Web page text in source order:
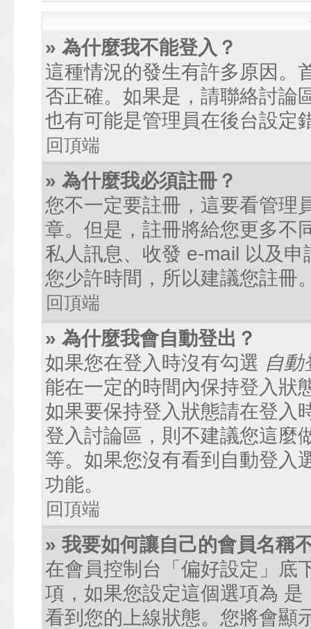
» 為什麼我不能登入？
這種情況的發生有許多原因。
否正確。如果是，請聯絡討論
也有可能是管理員在後台設定
回頂端
» 為什麼我必須註冊？
您不一定要註冊，這要看管理
章。但是，註冊將給您更多不
私人訊息、收發 e-mail 以及
您少許時間，所以建議您註冊
回頂端
» 為什麼我會自動登出？
如果您在登入時沒有勾選 自動
能在一定的時間內保持登入狀
如果要保持登入狀態請在登入
登入討論區，則不建議您這麼
等。如果您沒有看到自動登入
功能。
回頂端
» 我要如何讓自己的會員名稱
在會員控制台「偏好設定」底
項，如果您設定這個選項為 是
看到您的上線狀態。您將會顯